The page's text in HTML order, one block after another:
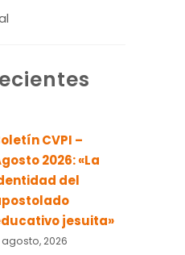
CVPI –
2026: «La
del
jesuita»
2026